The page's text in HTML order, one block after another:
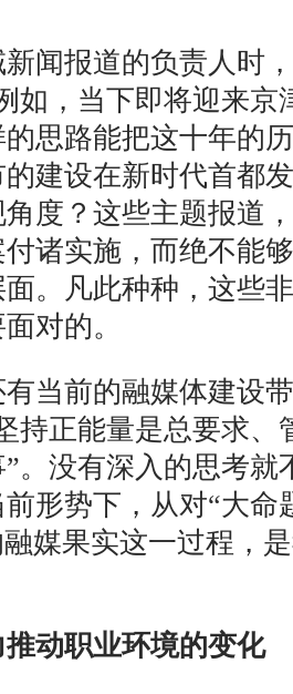
报道的负责人时，
如，当下即将迎来京
思路能把这十年的
建设在新时代首都
度？这些主题报道
诸实施，而绝不能
。凡此种种，这些
对的。
前的融媒体建设带
持正能量是总要求、
。没有深入的思考就
形势下，从对“大命
媒果实这一过程，
动职业环境的变化